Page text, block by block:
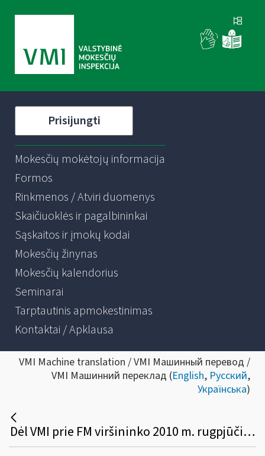
Prisijungti
Mokesčių mokėtojų informacija
Formos
Rinkmenos / Atviri duomenys
Skaičiuoklės ir pagalbininkai
Sąskaitos ir įmokų kodai
Mokesčių žinynas
Mokesčių kalendorius
Seminarai
Tarptautinis apmokestinimas
Kontaktai / Apklausa
VMI Machine translation / VMI Машинный перевод /
VMI Машинний переклад (English, Русский,
Українська)
Dėl VMI prie FM viršininko 2010 m. rugpjūčio 2 d. įsakymo Nr. VA-88 pakeitimo